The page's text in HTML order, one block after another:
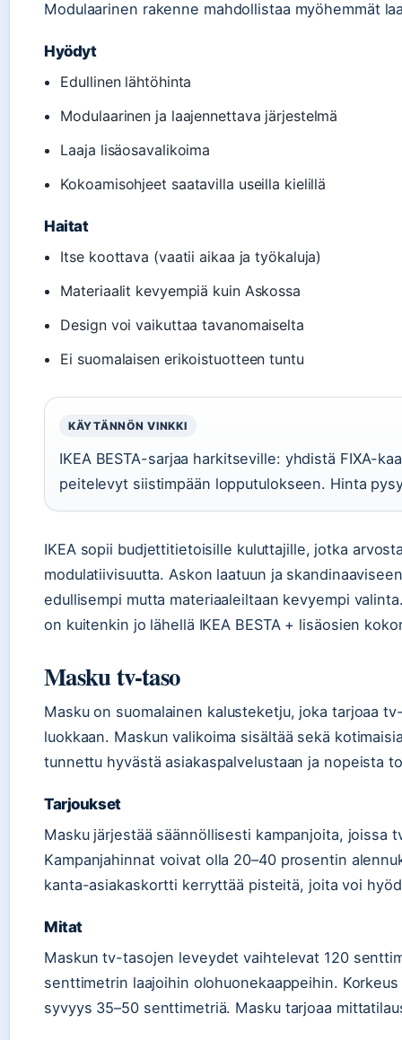
Modulaarinen rakenne mahdollistaa myöhemmät
Hyödyt
Edullinen lähtöhinta
Modulaarinen ja laajennettava järjestelmä
Laaja lisäosavalikoima
Kokoamisohjeet saatavilla useilla kielillä
Haitat
Itse koottava (vaatii aikaa ja työkaluja)
Materiaalit kevyempiä kuin Askossa
Design voi vaikuttaa tavanomaiselta
Ei suomalaisen erikoistuotteen tuntu
KÄYTÄNNÖN VINKKI
IKEA BESTA-sarjaa harkitseville: yhdistä FIXA-
peitelevyt siistimpään lopputulokseen. Hinta
IKEA sopii budjettitietoisille kuluttajille, jotka
modulatiivisuutta. Askon laatuun ja
edullisempi mutta materiaaleiltaan kevyempi
on kuitenkin jo lähellä IKEA BESTA + lisäosien
Masku tv-taso
Masku on suomalainen kalusteketju, joka tarjoaa
luokkaan. Maskun valikoima sisältää sekä
tunnettu hyvästä asiakaspalvelustaan ja nopeista
Tarjoukset
Masku järjestää säännöllisesti kampanjoita, joissa
Kampanjahinnat voivat olla 20–40 prosentin
kanta-asiakaskortti kerryttää pisteitä, joita voi
Mitat
Maskun tv-tasojen leveydet vaihtelevat 120
senttimetrin laajoihin olohuonekaappeihin.
syvyys 35–50 senttimetriä. Masku tarjoaa